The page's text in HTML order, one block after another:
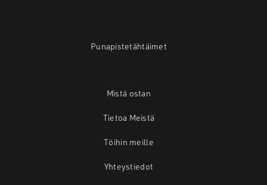
Punapistetähtäimet
Mistä ostan
Tietoa Meistä
Töihin meille
Yhteystiedot